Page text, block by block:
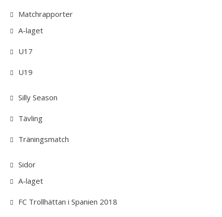
Matchrapporter
A-laget
U17
U19
Silly Season
Tävling
Träningsmatch
Sidor
A-laget
FC Trollhättan i Spanien 2018